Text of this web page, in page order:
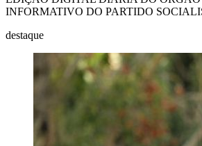
INFORMATIVO DO PARTIDO
destaque